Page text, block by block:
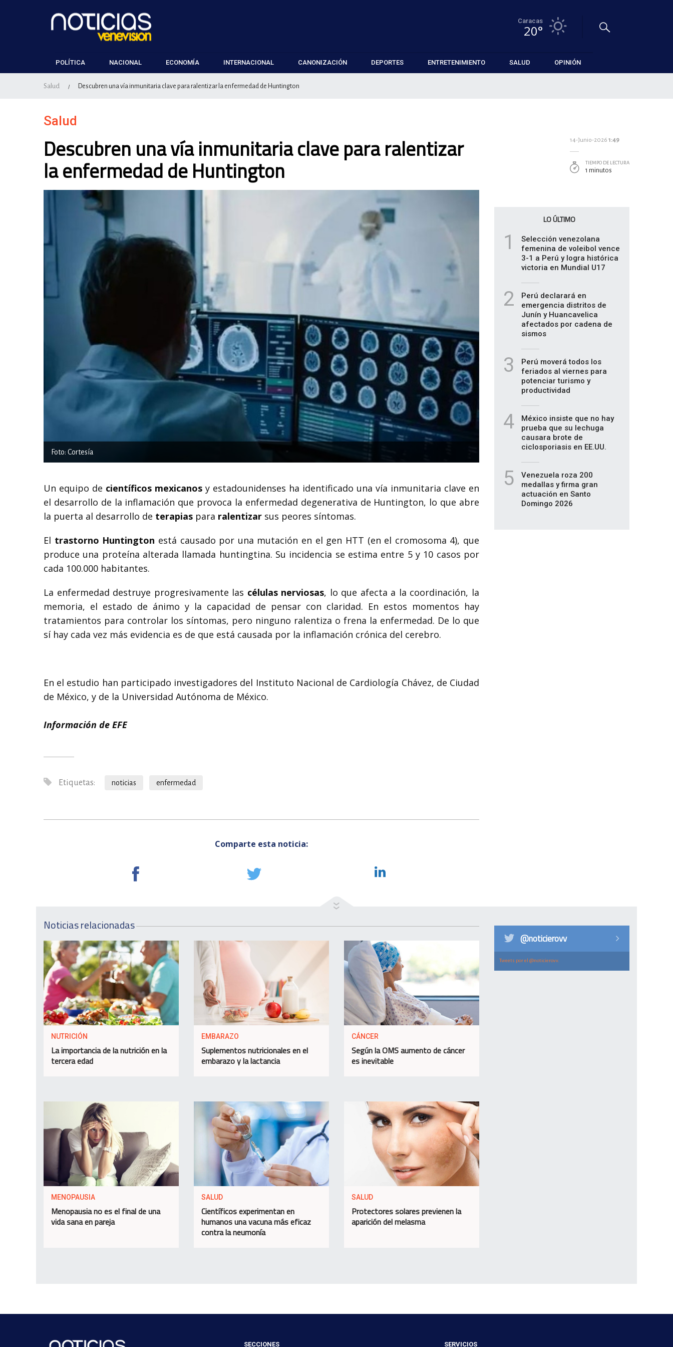
Caracas
20°
POLÍTICA NACIONAL ECONOMÍA INTERNACIONAL CANONIZACIÓN DEPORTES ENTRETENIMIENTO SALUD OPINIÓN
Salud / Descubren una vía inmunitaria clave para ralentizar la enfermedad de Huntington
Salud
Descubren una vía inmunitaria clave para ralentizar
la enfermedad de Huntington
Foto: Cortesía
Un equipo de científicos mexicanos y estadounidenses ha identificado una vía inmunitaria clave en
el desarrollo de la inflamación que provoca la enfermedad degenerativa de Huntington, lo que abre
la puerta al desarrollo de terapias para ralentizar sus peores síntomas.
El trastorno Huntington está causado por una mutación en el gen HTT (en el cromosoma 4), que
produce una proteína alterada llamada huntingtina. Su incidencia se estima entre 5 y 10 casos por
cada 100.000 habitantes.
La enfermedad destruye progresivamente las células nerviosas, lo que afecta a la coordinación, la
memoria, el estado de ánimo y la capacidad de pensar con claridad. En estos momentos hay
tratamientos para controlar los síntomas, pero ninguno ralentiza o frena la enfermedad. De lo que
sí hay cada vez más evidencia es de que está causada por la inflamación crónica del cerebro.
En el estudio han participado investigadores del Instituto Nacional de Cardiología Chávez, de Ciudad
de México, y de la Universidad Autónoma de México.
Información de EFE
Etiquetas: noticias enfermedad
Comparte esta noticia:
14-Junio-2026 1:49
TIEMPO DE LECTURA
1 minutos
LO ÚLTIMO
1
Selección venezolana
femenina de voleibol vence
3-1 a Perú y logra histórica
victoria en Mundial U17
2
Perú declarará en
emergencia distritos de
Junín y Huancavelica
afectados por cadena de
sismos
3
Perú moverá todos los
feriados al viernes para
potenciar turismo y
productividad
4
México insiste que no hay
prueba que su lechuga
causara brote de
ciclosporiasis en EE.UU.
5
Venezuela roza 200
medallas y firma gran
actuación en Santo
Domingo 2026
Noticias relacionadas
NUTRICIÓN
La importancia de la nutrición en la
tercera edad
EMBARAZO
Suplementos nutricionales en el
embarazo y la lactancia
CÁNCER
Según la OMS aumento de cáncer
es inevitable
MENOPAUSIA
Menopausia no es el final de una
vida sana en pareja
SALUD
Científicos experimentan en
humanos una vacuna más eficaz
contra la neumonía
SALUD
Protectores solares previenen la
aparición del melasma
@noticierovv
Tweets por el @noticierovv.
SECCIONES SERVICIOS